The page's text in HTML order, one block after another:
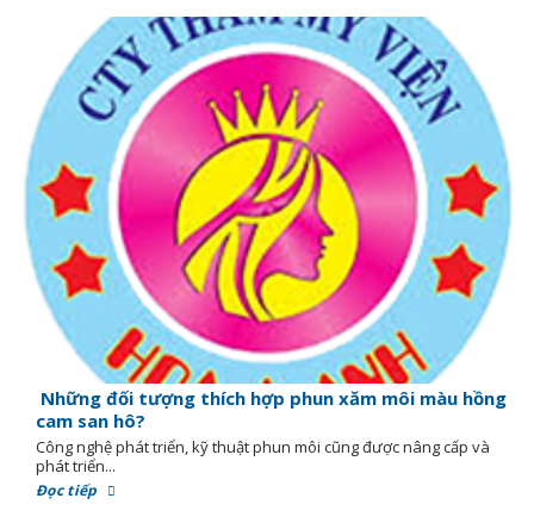
Những đối tượng thích hợp phun xăm môi màu hồng
cam san hô?
Công nghệ phát triển, kỹ thuật phun môi cũng được nâng cấp và
phát triển...
Đọc tiếp